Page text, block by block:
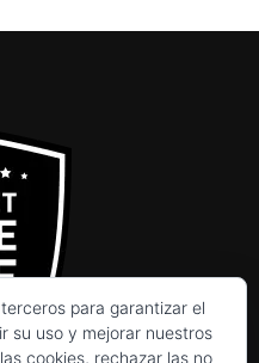
para garantizar el
su uso y mejorar nuestros
cookies, rechazar las no